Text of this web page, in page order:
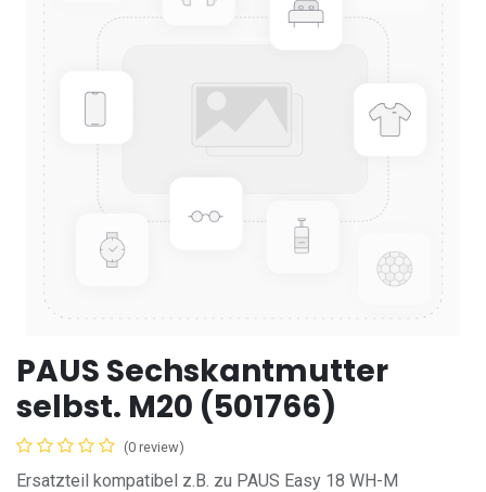
PAUS Sechskantmutter
selbst. M20 (501766)
(0 review)
Ersatzteil kompatibel z.B. zu PAUS Easy 18 WH-M